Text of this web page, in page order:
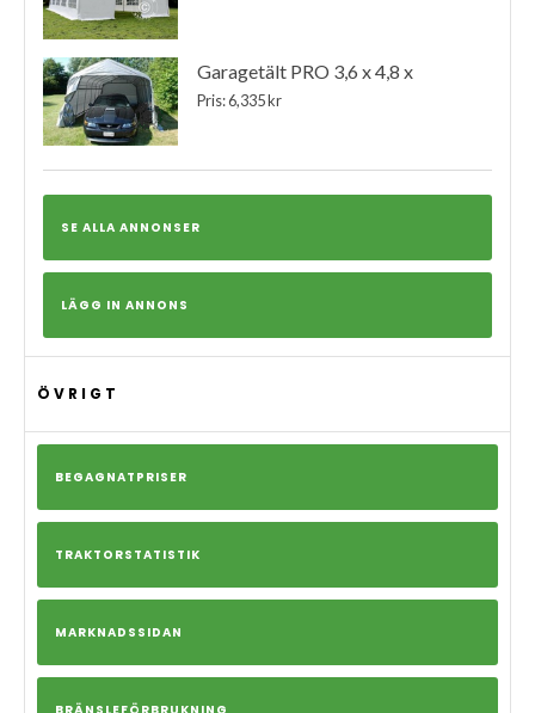
Garagetält PRO 3,6 x 4,8 x
Pris: 6,335 kr
SE ALLA ANNONSER
LÄGG IN ANNONS
ÖVRIGT
BEGAGNATPRISER
TRAKTORSTATISTIK
MARKNADSSIDAN